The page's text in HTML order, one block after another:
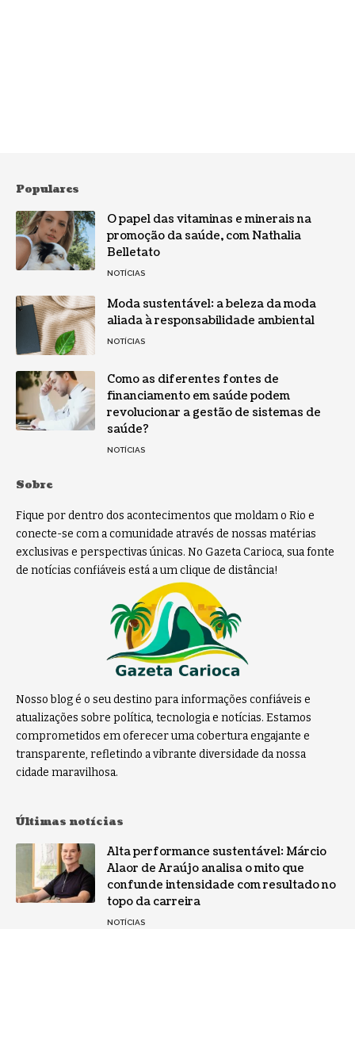
Populares
O papel das vitaminas e minerais na
promoção da saúde, com Nathalia
Belletato
NOTÍCIAS
Moda sustentável: a beleza da moda
aliada à responsabilidade ambiental
NOTÍCIAS
Como as diferentes fontes de
financiamento em saúde podem
revolucionar a gestão de sistemas de
saúde?
NOTÍCIAS
Sobre
Fique por dentro dos acontecimentos que moldam o Rio e
conecte-se com a comunidade através de nossas matérias
exclusivas e perspectivas únicas. No Gazeta Carioca, sua fonte
de notícias confiáveis está a um clique de distância!
Nosso blog é o seu destino para informações confiáveis e
atualizações sobre política, tecnologia e notícias. Estamos
comprometidos em oferecer uma cobertura engajante e
transparente, refletindo a vibrante diversidade da nossa
cidade maravilhosa.
Últimas notícias
Alta performance sustentável: Márcio
Alaor de Araújo analisa o mito que
confunde intensidade com resultado no
topo da carreira
NOTÍCIAS